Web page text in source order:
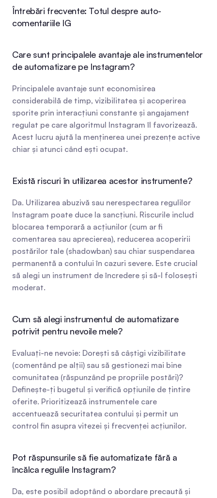
Întrebări frecvente: Totul despre auto-
comentariile IG
Care sunt principalele avantaje ale instrumentelor
de automatizare pe Instagram?
Principalele avantaje sunt economisirea
considerabilă de timp, vizibilitatea și acoperirea
sporite prin interacțiuni constante și angajament
regulat pe care algoritmul Instagram îl favorizează.
Acest lucru ajută la menținerea unei prezențe active
chiar și atunci când ești ocupat.
Există riscuri în utilizarea acestor instrumente?
Da. Utilizarea abuzivă sau nerespectarea regulilor
Instagram poate duce la sancțiuni. Riscurile includ
blocarea temporară a acțiunilor (cum ar fi
comentarea sau aprecierea), reducerea acoperirii
postărilor tale (shadowban) sau chiar suspendarea
permanentă a contului în cazuri severe. Este crucial
să alegi un instrument de încredere și să-l folosești
moderat.
Cum să alegi instrumentul de automatizare
potrivit pentru nevoile mele?
Evaluați-ne nevoie: Dorești să câștigi vizibilitate
(comentând pe alții) sau să gestionezi mai bine
comunitatea (răspunzând pe propriile postări)?
Definește-ți bugetul și verifică opțiunile de țintire
oferite. Prioritizează instrumentele care
accentuează securitatea contului și permit un
control fin asupra vitezei și frecvenței acțiunilor.
Pot răspunsurile să fie automatizate fără a
încălca regulile Instagram?
Da, este posibil adoptând o abordare precaută și